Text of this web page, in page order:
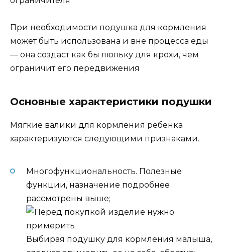
При необходимости подушка для кормления
может быть использована и вне процесса еды
— она создаст как бы люльку для крохи, чем
ограничит его передвижения
Основные характеристики подушки
Мягкие валики для кормления ребенка
характеризуются следующими признаками.
Многофункциональность. Полезные
функции, назначение подробнее
рассмотрены выше;
Выбирая подушку для кормления малыша,